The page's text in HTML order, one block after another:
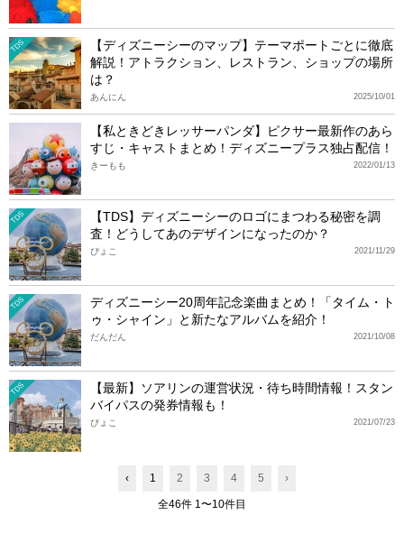
TDS
【ディズニーシーのマップ】テーマポートごとに徹底
解説！アトラクション、レストラン、ショップの場所
は？
2025/10/01
あんにん
【私ときどきレッサーパンダ】ピクサー最新作のあら
すじ・キャストまとめ！ディズニープラス独占配信！
2022/01/13
きーもも
TDS
【TDS】ディズニーシーのロゴにまつわる秘密を調
査！どうしてあのデザインになったのか？
2021/11/29
ぴょこ
TDS
ディズニーシー20周年記念楽曲まとめ！「タイム・ト
ゥ・シャイン」と新たなアルバムを紹介！
2021/10/08
だんだん
TDS
【最新】ソアリンの運営状況・待ち時間情報！スタン
バイパスの発券情報も！
2021/07/23
ぴょこ
‹ 1 2 3 4 5 ›
全46件 1〜10件目